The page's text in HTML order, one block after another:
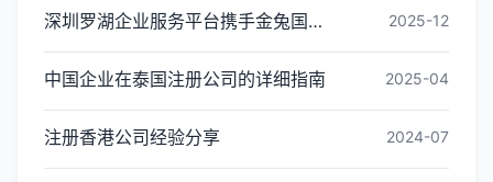
深圳罗湖企业服务平台携手金兔国际ODI备案专家,共建跨境出海全链条服务新生态 2025-12
中国企业在泰国注册公司的详细指南 2025-04
注册香港公司经验分享 2024-07